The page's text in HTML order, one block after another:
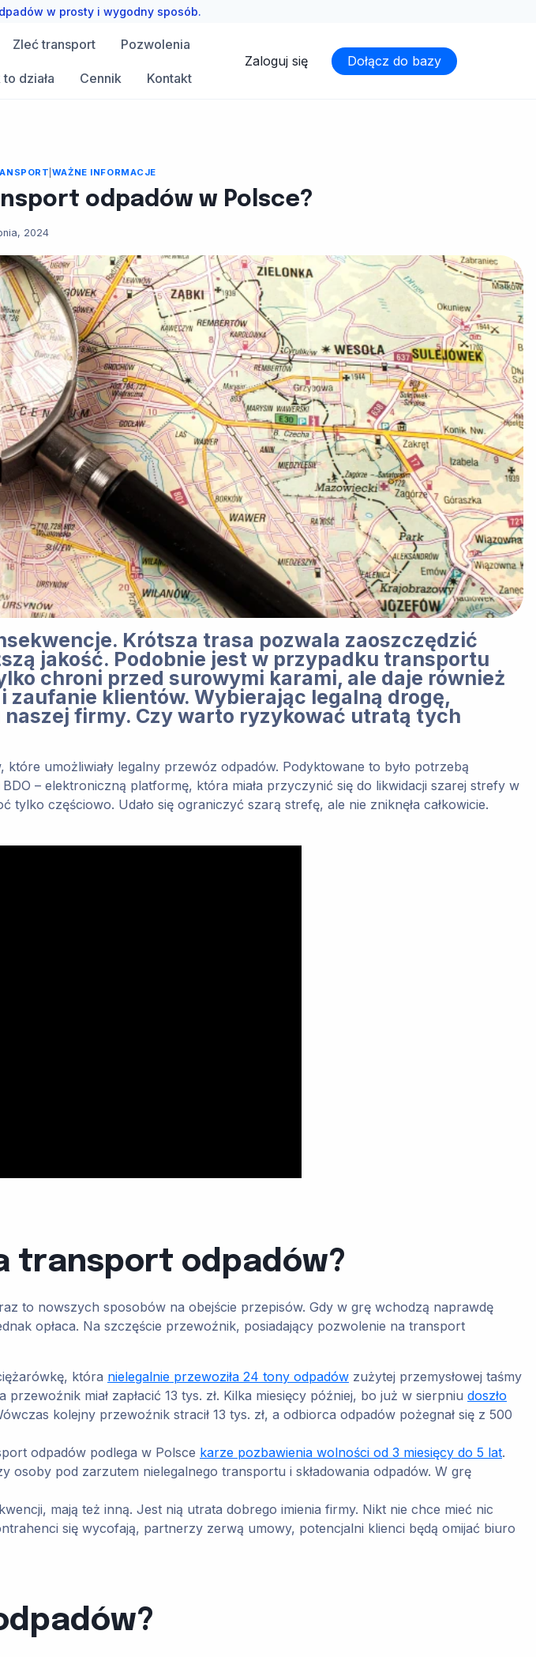
w prosty i wygodny sposób.
Zleć transport Pozwolenia
to działa Cennik Kontakt
Zaloguj się Dołącz do bazy
WAŻNE INFORMACJE
odpadów w Polsce?
2024
Krótsza trasa pozwala zaoszczędzić
jakość. Podobnie jest w przypadku transportu
chroni przed surowymi karami, ale daje również
klientów. Wybierając legalną drogę,
firmy. Czy warto ryzykować utratą tych
umożliwiały legalny przewóz odpadów. Podyktowane to było potrzebą
– elektroniczną platformę, która miała przyczynić się do likwidacji szarej strefy w
częściowo. Udało się ograniczyć szarą strefę, ale nie zniknęła całkowicie.
transport odpadów?
to nowszych sposobów na obejście przepisów. Gdy w grę wchodzą naprawdę
opłaca. Na szczęście przewoźnik, posiadający pozwolenie na transport
która nielegalnie przewoziła 24 tony odpadów zużytej przemysłowej taśmy
miał zapłacić 13 tys. zł. Kilka miesięcy później, bo już w sierpniu doszło
kolejny przewoźnik stracił 13 tys. zł, a odbiorca odpadów pożegnał się z 500
odpadów podlega w Polsce karze pozbawienia wolności od 3 miesięcy do 5 lat.
osoby pod zarzutem nielegalnego transportu i składowania odpadów. W grę
mają też inną. Jest nią utrata dobrego imienia firmy. Nikt nie chce mieć nic
się wycofają, partnerzy zerwą umowy, potencjalni klienci będą omijać biuro